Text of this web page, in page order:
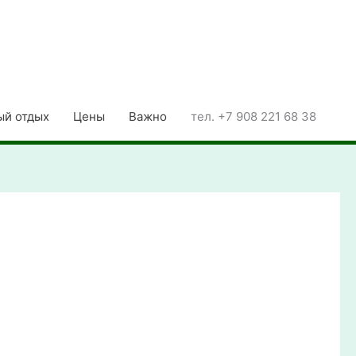
отдых Цены Важно тел. +7 908 221 68 38